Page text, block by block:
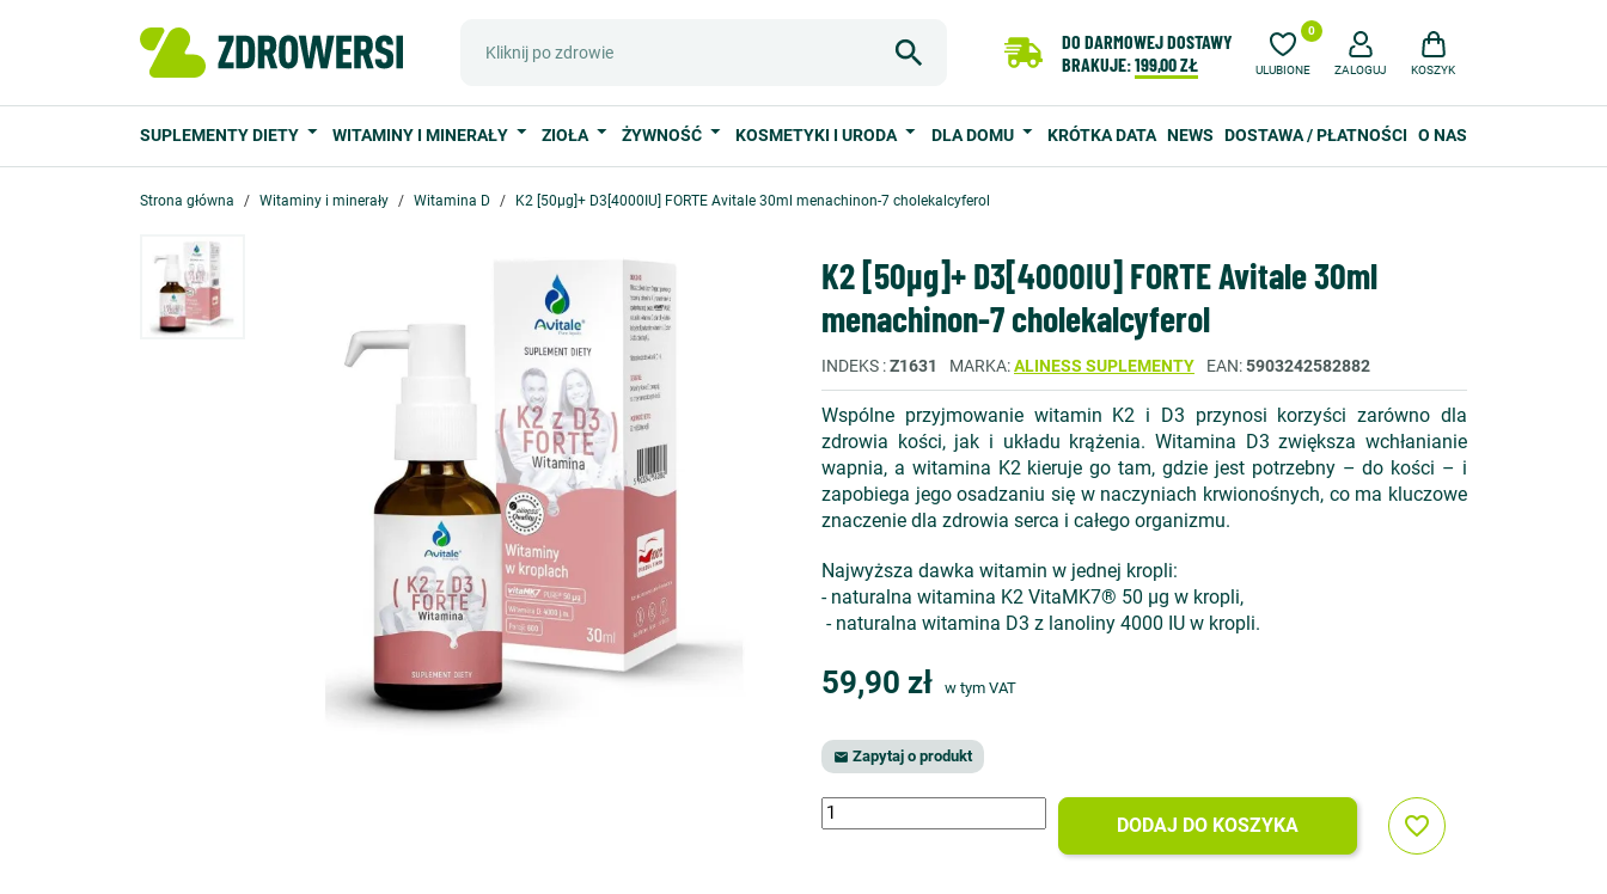
DO DARMOWEJ DOSTAWY
BRAKUJE:199,00 ZŁ ULUBIONE
0
ZALOGUJ KOSZYK
SUPLEMENTY DIETY WITAMINY I MINERAŁY ZIOŁA ŻYWNOŚĆ KOSMETYKI I URODA DLA DOMU KRÓTKA DATA NEWS DOSTAWA / PŁATNOŚCI O NAS
Strona główna Witaminy i minerały Witamina D K2 [50µg]+ D3[4000IU] FORTE Avitale 30ml menachinon-7 cholekalcyferol
K2 [50µg]+ D3[4000IU] FORTE Avitale 30ml
menachinon-7 cholekalcyferol
INDEKS Z1631 MARKA ALINESS SUPLEMENTY EAN 5903242582882
Wspólne przyjmowanie witamin K2 i D3 przynosi korzyści zarówno dla
zdrowia kości, jak i układu krążenia. Witamina D3 zwiększa wchłanianie
wapnia, a witamina K2 kieruje go tam, gdzie jest potrzebny – do kości – i
zapobiega jego osadzaniu się w naczyniach krwionośnych, co ma kluczowe
znaczenie dla zdrowia serca i całego organizmu.
Najwyższa dawka witamin w jednej kropli:
- naturalna witamina K2 VitaMK7® 50 µg w kropli,
- naturalna witamina D3 z lanoliny 4000 IU w kropli.
59,90 zł w tym VAT
 Zapytaj o produkt
DODAJ DO KOSZYKA favorite_border